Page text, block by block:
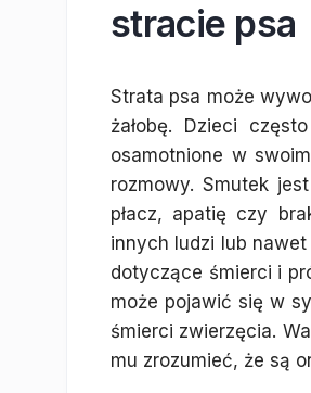
stracie psa
Strata psa może
żałobę. Dzieci
osamotnione w
rozmowy. Smutek
płacz, apatię czy
innych ludzi lub
dotyczące śmierci i
może pojawić się w
śmierci zwierzęcia.
mu zrozumieć, że są